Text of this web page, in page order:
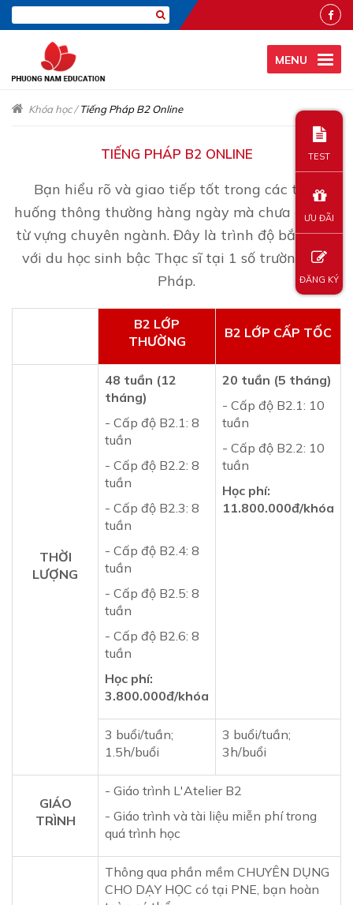
MENU
Khóa học/Tiếng Pháp B2 Online
TIẾNG PHÁP B2 ONLINE
Bạn hiểu rõ và giao tiếp tốt trong các tình
huống thông thường hàng ngày mà chưa đòi hỏi
từ vựng chuyên ngành. Đây là trình độ bắt buộc
với du học sinh bậc Thạc sĩ tại 1 số trường của
Pháp.
B2 LỚP
THƯỜNG
B2 LỚP CẤP TỐC
THỜI
LƯỢNG
48 tuần (12
tháng)
- Cấp độ B2.1: 8
tuần
- Cấp độ B2.2: 8
tuần
- Cấp độ B2.3: 8
tuần
- Cấp độ B2.4: 8
tuần
- Cấp độ B2.5: 8
tuần
- Cấp độ B2.6: 8
tuần
Học phí:
3.800.000đ/khóa
20 tuần (5 tháng)
- Cấp độ B2.1: 10
tuần
- Cấp độ B2.2: 10
tuần
Học phí:
11.800.000đ/khóa
3 buổi/tuần;
1.5h/buổi
3 buổi/tuần;
3h/buổi
GIÁO
TRÌNH
- Giáo trình L'Atelier B2
- Giáo trình và tài liệu miễn phí trong
quá trình học
Thông qua phần mềm CHUYÊN DỤNG
CHO DẠY HỌC có tại PNE, bạn hoàn
TEST
ƯU ĐÃI
ĐĂNG KÝ